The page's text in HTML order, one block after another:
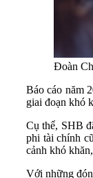
Đoàn
Báo cáo năm
giai đoạn khó
Cụ thể, SHB
phi tài chính
cảnh khó
Với những